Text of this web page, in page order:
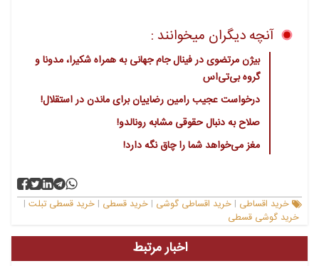
آنچه دیگران میخوانند :
بیژن مرتضوی در فینال جام جهانی به همراه شکیرا، مدونا و
گروه بی‌تی‌اس
درخواست عجیب رامین رضاییان برای ماندن در استقلال!
صلاح به دنبال حقوقی مشابه رونالدو!
مغز می‌خواهد شما را چاق نگه دارد!
خرید اقساطی | خرید اقساطی گوشی | خرید قسطی | خرید قسطی تبلت |
خرید گوشی قسطی
اخبار مرتبط